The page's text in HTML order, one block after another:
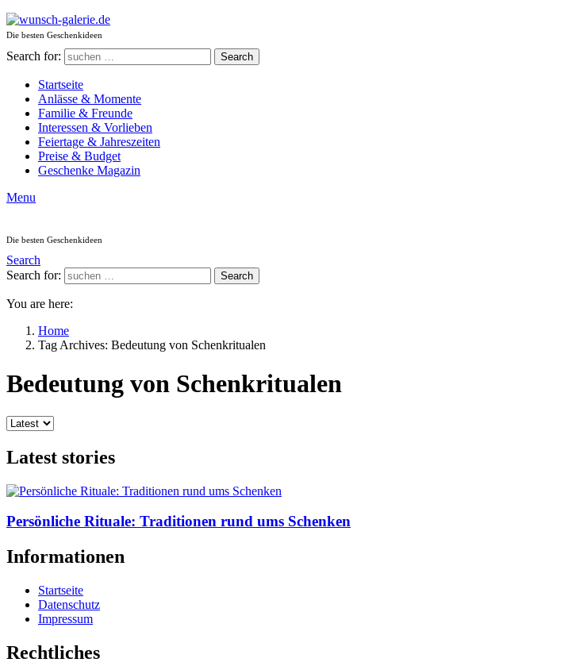
Die besten Geschenkideen
Search for: Search
Startseite
Anlässe & Momente
Familie & Freunde
Interessen & Vorlieben
Feiertage & Jahreszeiten
Preise & Budget
Geschenke Magazin
Menu
Die besten Geschenkideen
Search
Search for:
Search
You are here:
Home
Tag Archives: Bedeutung von Schenkritualen
Bedeutung von Schenkritualen
Latest stories
Persönliche Rituale: Traditionen rund ums Schenken
Informationen
Startseite
Datenschutz
Impressum
Rechtliches